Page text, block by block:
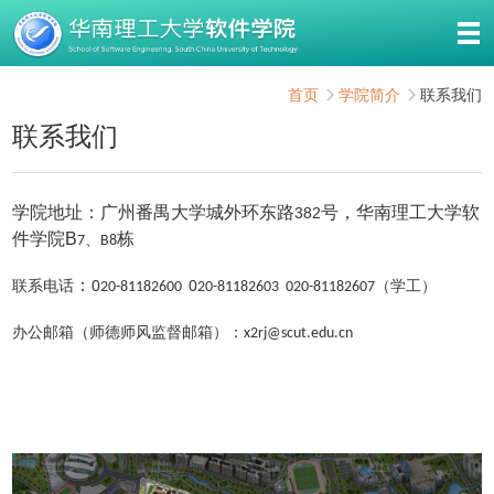
首页 学院简介 联系我们
联系我们
学院地址：广州番禺大学城外环东路382号，华南理工大学软
件学院B7 B8栋
联系电话 ：020-81182600020-81182603 020-81182607（学工）
办公邮箱（师德师风监督邮箱） ：x2rj@scut.edu.cn